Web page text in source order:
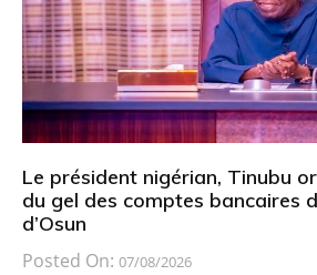
Le président nigérian, Tinubu
du gel des comptes bancaires
d’Osun
Posted On: 07/08/2026